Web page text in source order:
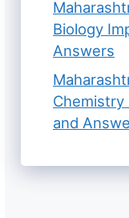
Biology
Answers
and